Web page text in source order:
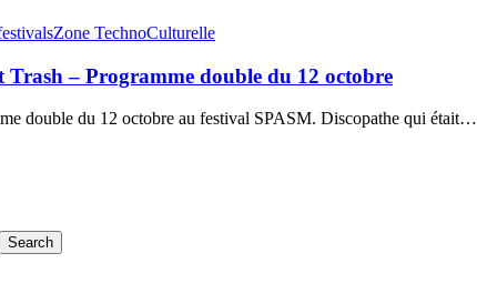
Zone TechnoCulturelle
Trash – Programme double du 12 octobre
double du 12 octobre au festival SPASM. Discopathe qui était…
Search